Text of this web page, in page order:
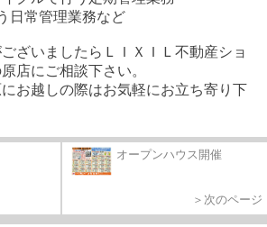
日常管理業務など
ざいましたらＬＩＸＩＬ不動産ショ
店にご相談下さい。
お越しの際はお気軽にお立ち寄り下
オープンハウス開催
＞次のページ